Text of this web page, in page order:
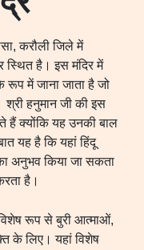
करौली जिले में
स्थित है। इस मंदिर में
रूप में जाना जाता है जो
हनुमान जी की इस
हैं क्योंकि यह उनकी बाल
यह है कि यहां हिंदू
अनुभव किया जा सकता
है।
विशेष रूप से बुरी आत्माओं,
के लिए। यहां विशेष